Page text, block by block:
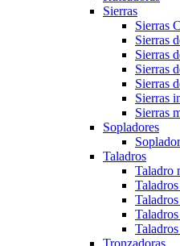
Sierras
Sierras
Sierras
Sierras
Sierras
Sierras
Sierras
Sierras
Sopladores
Taladros
Taladro
Tronzadoras